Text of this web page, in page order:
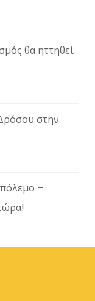
θα ηττηθεί
στην
–